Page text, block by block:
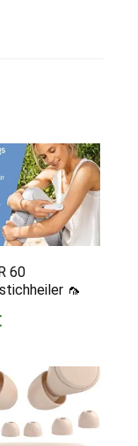
60
🦟